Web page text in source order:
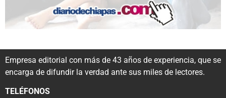
Empresa editorial con más de 43 años de experiencia, que se
encarga de difundir la verdad ante sus miles de lectores.
TELÉFONOS